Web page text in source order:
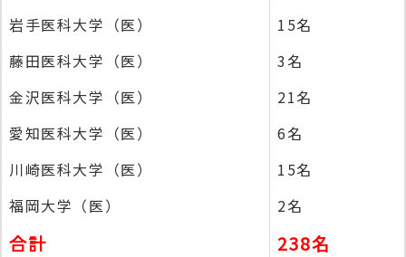
岩手医科大学（医）
15名
藤田医科大学（医）
3名
金沢医科大学（医）
21名
愛知医科大学（医）
6名
川崎医科大学（医）
15名
福岡大学（医）
2名
合計 238名